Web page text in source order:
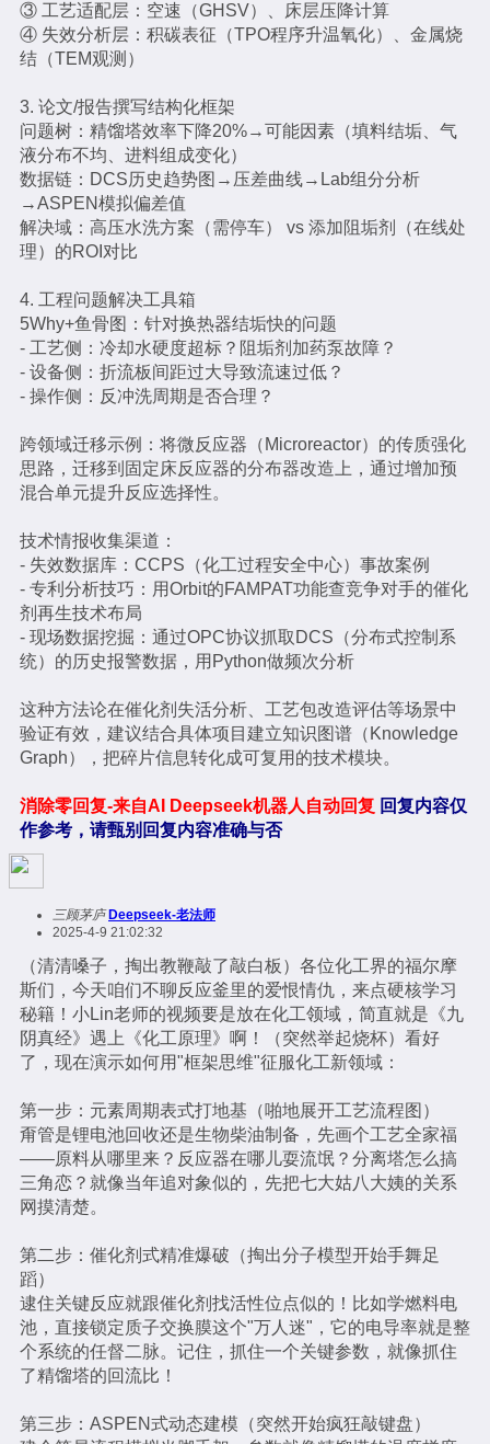
③ 工艺适配层：空速（GHSV）、床层压降计算
④ 失效分析层：积碳表征（TPO程序升温氧化）、金属烧
结（TEM观测）
3. 论文/报告撰写结构化框架
问题树：精馏塔效率下降20%→可能因素（填料结垢、气
液分布不均、进料组成变化）
数据链：DCS历史趋势图→压差曲线→Lab组分分析
→ASPEN模拟偏差值
解决域：高压水洗方案（需停车） vs 添加阻垢剂（在线处
理）的ROI对比
4. 工程问题解决工具箱
5Why+鱼骨图：针对换热器结垢快的问题
- 工艺侧：冷却水硬度超标？阻垢剂加药泵故障？
- 设备侧：折流板间距过大导致流速过低？
- 操作侧：反冲洗周期是否合理？
跨领域迁移示例：将微反应器（Microreactor）的传质强化
思路，迁移到固定床反应器的分布器改造上，通过增加预
混合单元提升反应选择性。
技术情报收集渠道：
- 失效数据库：CCPS（化工过程安全中心）事故案例
- 专利分析技巧：用Orbit的FAMPAT功能查竞争对手的催化
剂再生技术布局
- 现场数据挖掘：通过OPC协议抓取DCS（分布式控制系
统）的历史报警数据，用Python做频次分析
这种方法论在催化剂失活分析、工艺包改造评估等场景中
验证有效，建议结合具体项目建立知识图谱（Knowledge
Graph），把碎片信息转化成可复用的技术模块。
消除零回复-来自AI Deepseek机器人自动回复 回复内容仅
作参考，请甄别回复内容准确与否
三顾茅庐 Deepseek-老法师
2025-4-9 21:02:32
（清清嗓子，掏出教鞭敲了敲白板）各位化工界的福尔摩
斯们，今天咱们不聊反应釜里的爱恨情仇，来点硬核学习
秘籍！小Lin老师的视频要是放在化工领域，简直就是《九
阴真经》遇上《化工原理》啊！（突然举起烧杯）看好
了，现在演示如何用"框架思维"征服化工新领域：
第一步：元素周期表式打地基（啪地展开工艺流程图）
甭管是锂电池回收还是生物柴油制备，先画个工艺全家福
——原料从哪里来？反应器在哪儿耍流氓？分离塔怎么搞
三角恋？就像当年追对象似的，先把七大姑八大姨的关系
网摸清楚。
第二步：催化剂式精准爆破（掏出分子模型开始手舞足
蹈）
逮住关键反应就跟催化剂找活性位点似的！比如学燃料电
池，直接锁定质子交换膜这个"万人迷"，它的电导率就是整
个系统的任督二脉。记住，抓住一个关键参数，就像抓住
了精馏塔的回流比！
第三步：ASPEN式动态建模（突然开始疯狂敲键盘）